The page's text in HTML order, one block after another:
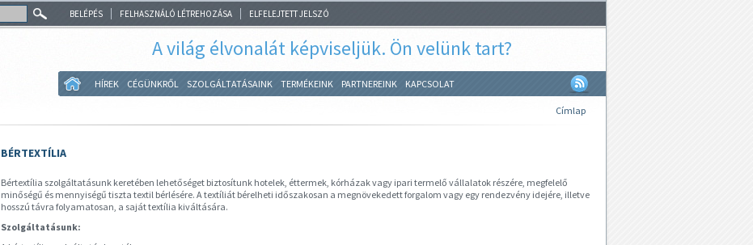
BELÉPÉS FELHASZNÁLÓ LÉTREHOZÁSA ELFELEJTETT JELSZÓ
A világ élvonalát képviseljük. Ön velünk tart?
HÍREK CÉGÜNKRŐL SZOLGÁLTATÁSAINK TERMÉKEINK PARTNEREINK KAPCSOLAT
Címlap
BÉRTEXTÍLIA
Bértextília szolgáltatásunk keretében lehetőséget biztosítunk hotelek, éttermek, kórházak vagy ipari termelő vállalatok részére, megfelelő
minőségű és mennyiségű tiszta textil bérlésére. A textíliát bérelheti időszakosan a megnövekedett forgalom vagy egy rendezvény idejére, illetve
hosszú távra folyamatosan, a saját textília kiváltására.
Szolgáltatásunk: